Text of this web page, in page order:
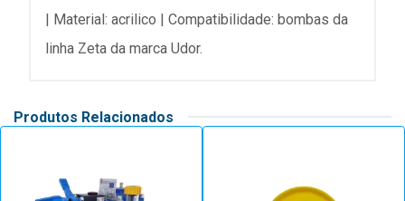
| Material: acrilico | Compatibilidade: bombas da
linha Zeta da marca Udor.
Produtos Relacionados